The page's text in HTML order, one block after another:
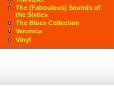
The (Faboulous) Sounds of
the Sixties
The Blues Collection
Veronica
Vinyl